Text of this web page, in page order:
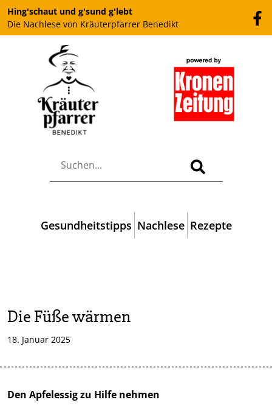
Hing'schaut und g'sund g'lebt
Die Nachlese von Kräuterpfarrer Benedikt
Gesundheitstipps Nachlese Rezepte
Die Füße wärmen
18. Januar 2025
Den Apfelessig zu Hilfe nehmen